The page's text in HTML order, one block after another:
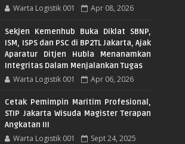
Warta Logistik 001 Apr 08, 2026
Sekjen Kemenhub Buka Diklat SBNP,
ISM, ISPS dan PSC di BP2TL Jakarta, Ajak
Aparatur Ditjen Hubla Menanamkan
Integritas Dalam Menjalankan Tugas
Warta Logistik 001 Apr 06, 2026
Cetak Pemimpin Maritim Profesional,
STIP Jakarta Wisuda Magister Terapan
Angkatan III
Warta Logistik 001 Sept 24, 2025